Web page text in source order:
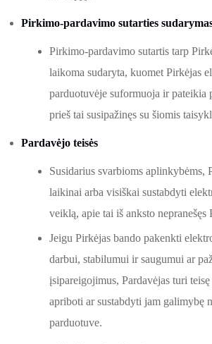
Pirkimo-pardavimo sutarties
Pirkimo-pardavimo sutartis tarp
laikoma sudaryta, kuomet Pirkėjas
parduotuvėje suformuoja ir pateikia
prieš tai susipažinęs su šiomis
Pardavėjo teisės
Susidarius svarbioms aplinkybėms,
laikinai arba visiškai sustabdyti
veiklą, apie tai iš anksto nepranešęs
Jeigu Pirkėjas bando pakenkti
darbui, stabilumui ir saugumui ar
įsipareigojimus, Pardavėjas turi
apriboti ar sustabdyti jam galimybę
parduotuve.